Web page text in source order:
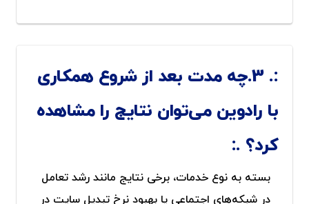
3.چه مدت بعد از شروع همکاری
با رادوین می‌توان نتایج را مشاهده
کرد؟
بسته به نوع خدمات، برخی نتایج مانند رشد تعامل
در شبکه‌های اجتماعی یا بهبود نرخ تبدیل سایت در